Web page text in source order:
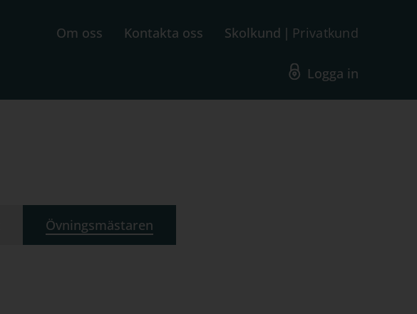
Om oss Kontakta oss Skolkund Privatkund
Logga in
Övningsmästaren